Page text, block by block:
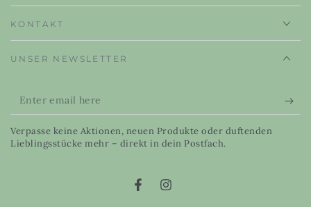
KONTAKT
UNSER NEWSLETTER
Enter
email
here
Verpasse keine Aktionen, neuen Produkte oder duftenden
Lieblingsstücke mehr – direkt in dein Postfach.
FacebookInstagram